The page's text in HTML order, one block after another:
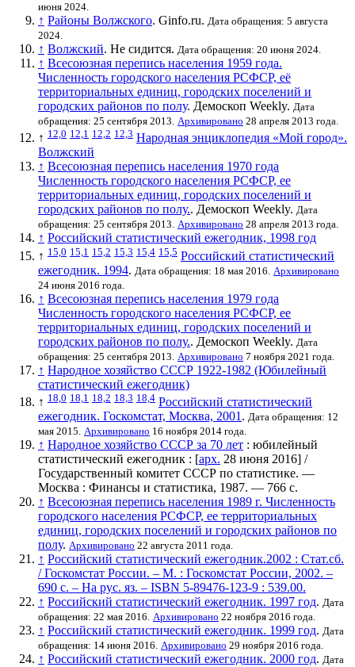
июня 2024.
↑ Районы Волжского. Ginfo.ru. Дата обращения: 5 августа
2024.
↑ Волжский. Не сидится. Дата обращения: 20 июня 2024.
↑ Всесоюзная перепись населения 1959 года.
Численность городского населения РСФСР, её
территориальных единиц, городских поселений и
городских районов по полу. Демоскоп Weekly. Дата
обращения: 25 сентября 2013. Архивировано 28 апреля 2013 года.
↑ 12,0 12,1 12,2 12,3 Народная энциклопедия «Мой город».
Волжский
↑ Всесоюзная перепись населения 1970 года
Численность городского населения РСФСР, ее
территориальных единиц, городских поселений и
городских районов по полу.. Демоскоп Weekly. Дата
обращения: 25 сентября 2013. Архивировано 28 апреля 2013 года.
↑ Российский статистический ежегодник, 1998 год
↑ 15,0 15,1 15,2 15,3 15,4 15,5 Российский статистический
ежегодник. 1994. Дата обращения: 18 мая 2016. Архивировано
24 июня 2016 года.
↑ Всесоюзная перепись населения 1979 года
Численность городского населения РСФСР, ее
территориальных единиц, городских поселений и
городских районов по полу.. Демоскоп Weekly. Дата
обращения: 25 сентября 2013. Архивировано 7 ноября 2021 года.
↑ Народное хозяйство СССР 1922-1982 (Юбилейный
статистический ежегодник)
↑ 18,0 18,1 18,2 18,3 18,4 Российский статистический
ежегодник. Госкомстат, Москва, 2001 . Дата обращения: 12
мая 2015. Архивировано 16 ноября 2014 года.
↑ Народное хозяйство СССР за 70 лет : юбилейный
статистический ежегодник : [арх. 28 июня 2016] /
Государственный комитет СССР по статистике. —
Москва : Финансы и статистика, 1987. — 766 с.
↑ Всесоюзная перепись населения 1989 г. Численность
городского населения РСФСР, ее территориальных
единиц, городских поселений и городских районов по
полу. Архивировано 22 августа 2011 года.
↑ Российский статистический ежегодник.2002 : Стат.сб.
/ Госкомстат России. – М. : Госкомстат России, 2002. –
690 с. – На рус. яз. – ISBN 5-89476-123-9 : 539.00.
↑ Российский статистический ежегодник. 1997 год. Дата
обращения: 22 мая 2016. Архивировано 22 ноября 2016 года.
↑ Российский статистический ежегодник. 1999 год. Дата
обращения: 14 июня 2016. Архивировано 29 ноября 2016 года.
↑ Российский статистический ежегодник. 2000 год. Дата